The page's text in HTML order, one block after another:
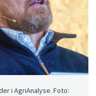
i AgriAnalyse. Foto: